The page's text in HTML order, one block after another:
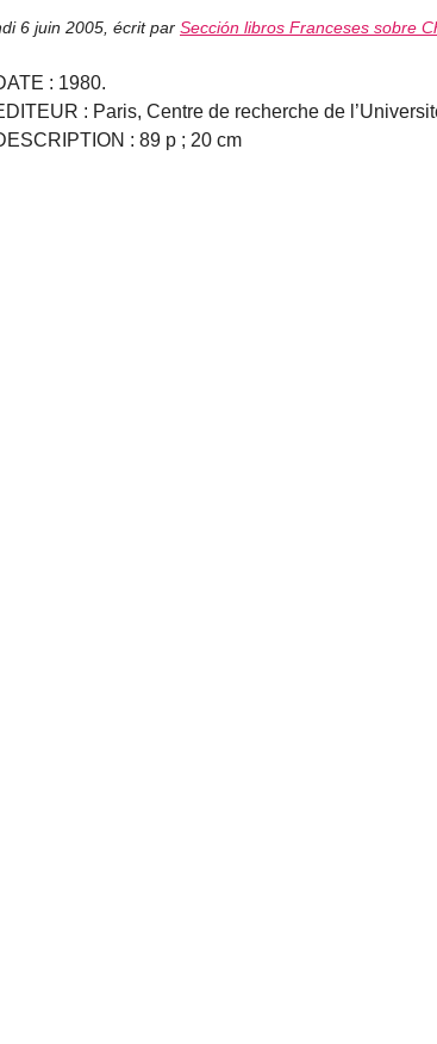
6 juin 2005 écrit par Sección libros Franceses sobre
: 1980.
: Paris, Centre de recherche de
: 89 p ; 20 cm